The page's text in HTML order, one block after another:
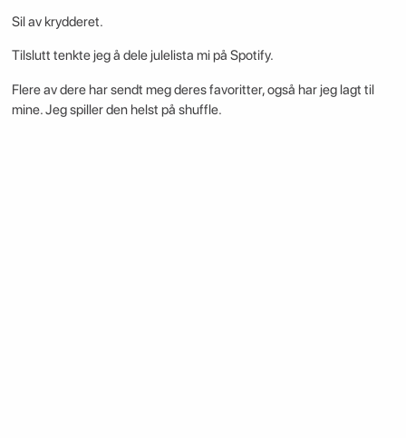
Sil av krydderet.
Tilslutt tenkte jeg å dele julelista mi på Spotify.
Flere av dere har sendt meg deres favoritter, også har jeg lagt til
mine. Jeg spiller den helst på shuffle.